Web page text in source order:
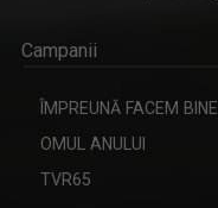
Campanii
ÎMPREUNĂ FACEM BINE
OMUL ANULUI
TVR65